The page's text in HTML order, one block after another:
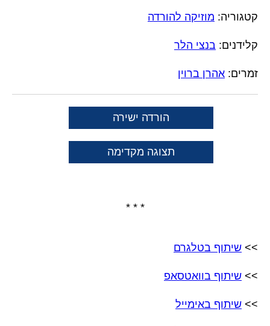
קטגוריה: מוזיקה להורדה
קלידנים: בנצי הלר
זמרים: אהרן ברוין
הורדה ישירה
תצוגה מקדימה
* * *
>> שיתוף בטלגרם
>> שיתוף בוואטסאפ
>> שיתוף באימייל